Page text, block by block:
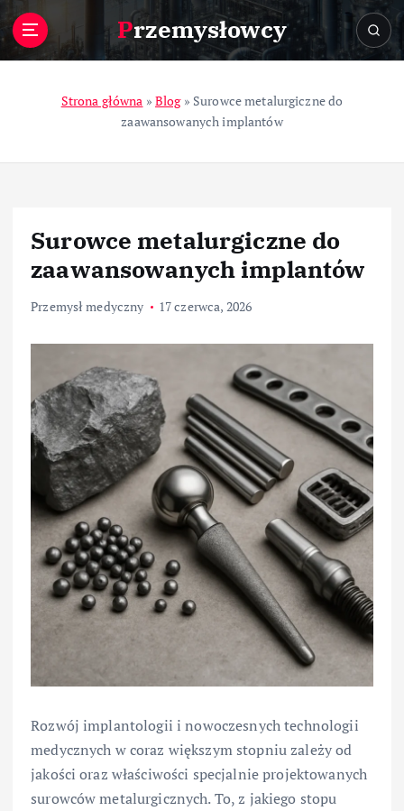
Przemysłowcy
Strona główna » Blog» Surowce metalurgiczne do
zaawansowanych implantów
Surowce metalurgiczne do
zaawansowanych implantów
Przemysł medyczny 17 czerwca, 2026
Rozwój implantologii i nowoczesnych technologii
medycznych w coraz większym stopniu zależy od
jakości oraz właściwości specjalnie projektowanych
surowców metalurgicznych. To, z jakiego stopu